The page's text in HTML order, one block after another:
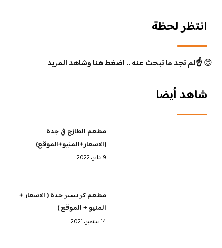
انتظر لحظة
😊☝️لم تجد ما تبحث عنه .. اضغط هنا وشاهد المزيد
شاهد أيضا
مطعم الطازج في جدة
(الاسعار+المنيو+الموقع)
9 يناير، 2022
مطعم كريسبر جدة ( الاسعار +
المنيو + الموقع )
14 سبتمبر، 2021